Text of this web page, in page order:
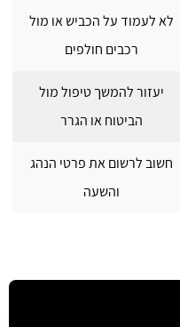
לא לעמוד על הכביש או מול
רכבים חולפים
יעזור להמשך טיפול מול
הביטוח או הגרר
חשוב לרשום את פרטי הנהג
והשעה